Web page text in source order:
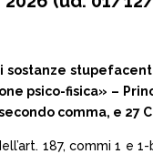
sostanze
psico-fisica» –
comma, e 27
187, commi 1 e